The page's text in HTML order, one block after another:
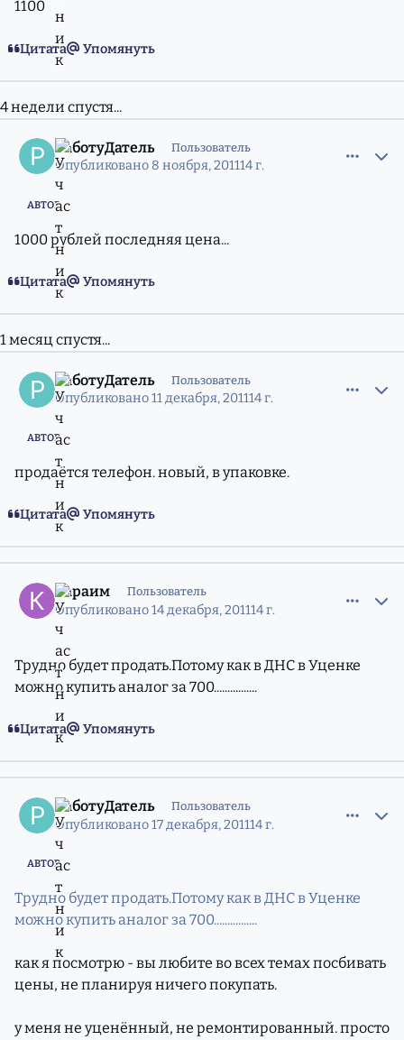
1100
Цитата Упомянуть
4 недели спустя...
РаботуДатель Пользователь
Опубликовано 8 ноября, 201114 г.
АВТОР
1000 рублей последняя цена...
Цитата Упомянуть
1 месяц спустя...
РаботуДатель Пользователь
Опубликовано11 декабря, 201114 г.
АВТОР
продаётся телефон. новый, в упаковке.
Цитата Упомянуть
Караим Пользователь
Опубликовано14 декабря, 201114 г.
Трудно будет продать.Потому как в ДНС в Уценке
можно купить аналог за 700................
Цитата Упомянуть
РаботуДатель Пользователь
Опубликовано17 декабря, 201114 г.
АВТОР
Трудно будет продать.Потому как в ДНС в Уценке
можно купить аналог за 700................
как я посмотрю - вы любите во всех темах посбивать
цены, не планируя ничего покупать.
у меня не уценённый, не ремонтированный. просто